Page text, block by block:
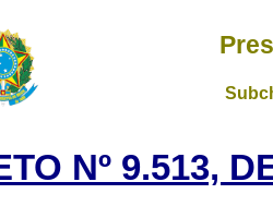
Nº 9.513,